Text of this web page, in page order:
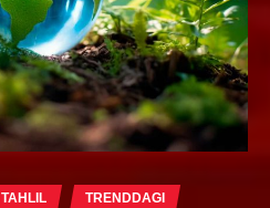
TAHLIL TRENDDAGI